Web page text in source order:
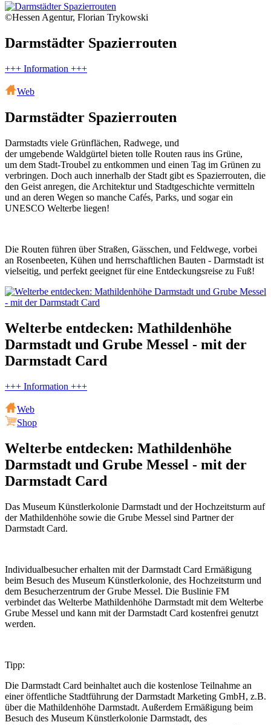
©Hessen Agentur, Florian Trykowski
Darmstädter Spazierrouten
+++ Information +++
Web
Darmstädter Spazierrouten
Darmstadts viele Grünflächen, Radwege, und
der umgebende Waldgürtel bieten tolle Routen raus ins Grüne,
um dem Stadt-Troubel zu entkommen und einen Tag im Grünen zu
verbringen. Doch auch innerhalb der Stadt gibt es Spazierrouten, die
den Geist anregen, die Architektur und Stadtgeschichte vermitteln
und an deren Wegen so manche Cafés, Parks, und sogar ein
UNESCO Welterbe liegen!
Die Routen führen über Straßen, Gässchen, und Feldwege, vorbei
an Rosenbeeten, Kühen und herrschaftlichen Bauten - Darmstadt ist
vielseitig, und perfekt geeignet für eine Entdeckungsreise zu Fuß!
Welterbe entdecken: Mathildenhöhe
Darmstadt und Grube Messel - mit der
Darmstadt Card
+++ Information +++
Web
Shop
Welterbe entdecken: Mathildenhöhe
Darmstadt und Grube Messel - mit der
Darmstadt Card
Das Museum Künstlerkolonie Darmstadt und der Hochzeitsturm auf
der Mathildenhöhe sowie die Grube Messel sind Partner der
Darmstadt Card.
Individualbesucher erhalten mit der Darmstadt Card Ermäßigung
beim Besuch des Museum Künstlerkolonie, des Hochzeitsturm und
dem Besucherzentrum der Grube Messel. Die Buslinie FM
verbindet das Welterbe Mathildenhöhe Darmstadt mit dem Welterbe
Grube Messel und kann mit der Darmstadt Card kostenfrei genutzt
werden.
Tipp:
Die Darmstadt Card beinhaltet auch die kostenlose Teilnahme an
einer öffentliche Stadtführung der Darmstadt Marketing GmbH, z.B.
über die Mathildenhöhe Darmstadt. Außerdem Ermäßigung beim
Besuch des Museum Künstlerkolonie Darmstadt, des